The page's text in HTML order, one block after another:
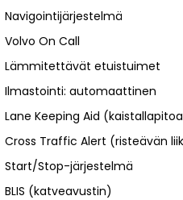
Navigointijärjestelmä
Volvo On Call
Lämmitettävät etuistuimet
Ilmastointi: automaattinen
Lane Keeping Aid
Cross Traffic Alert (risteävän
Start/Stop-järjestelmä
BLIS (katveavustin)